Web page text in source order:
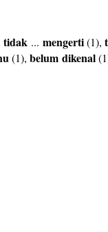
tidak ... mengerti(1),
(1), belum dikenal